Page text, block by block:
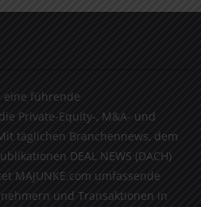
eine führende
Private-Equity-, M&A- und
täglichen Branchennews, dem
DEAL NEWS (DACH)
MAJUNKE.com umfassende
und Transaktionen in